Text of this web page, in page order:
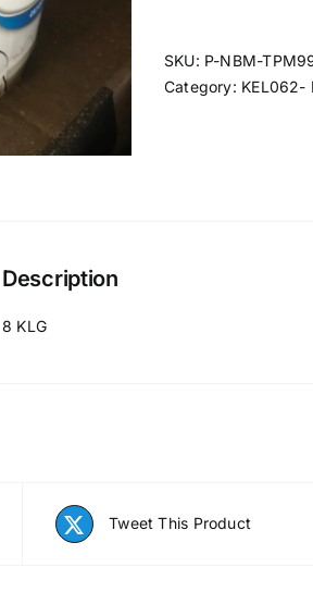
SKU: P-NBM-
Category: KEL062-
Description
8 KLG
Tweet This Product